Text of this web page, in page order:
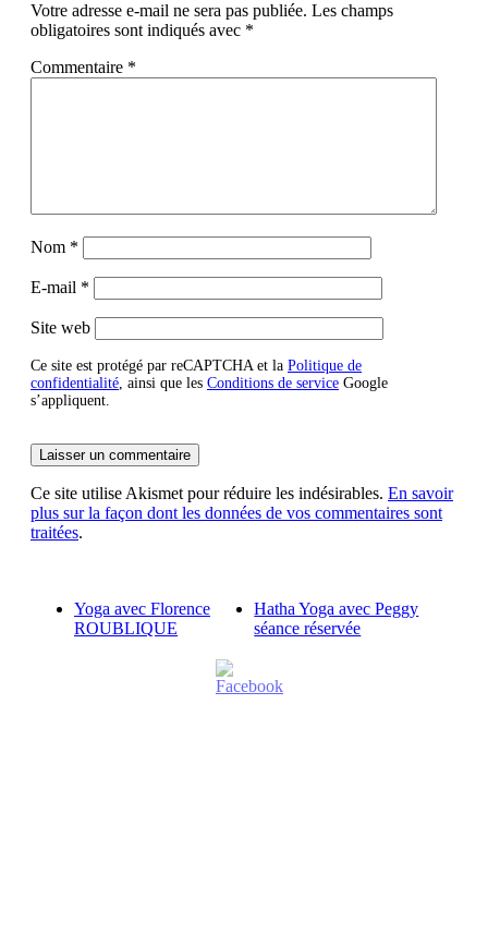
Votre adresse e-mail ne sera pas publiée. Les champs
obligatoires sont indiqués avec *
Commentaire *
Nom *
E-mail *
Site web
Ce site est protégé par reCAPTCHA et la Politique de
confidentialité, ainsi que les Conditions de service Google
s’appliquent.
Ce site utilise Akismet pour réduire les indésirables. En savoir
plus sur la façon dont les données de vos commentaires sont
traitées.
Yoga avec Florence
ROUBLIQUE
Hatha Yoga avec Peggy
séance réservée